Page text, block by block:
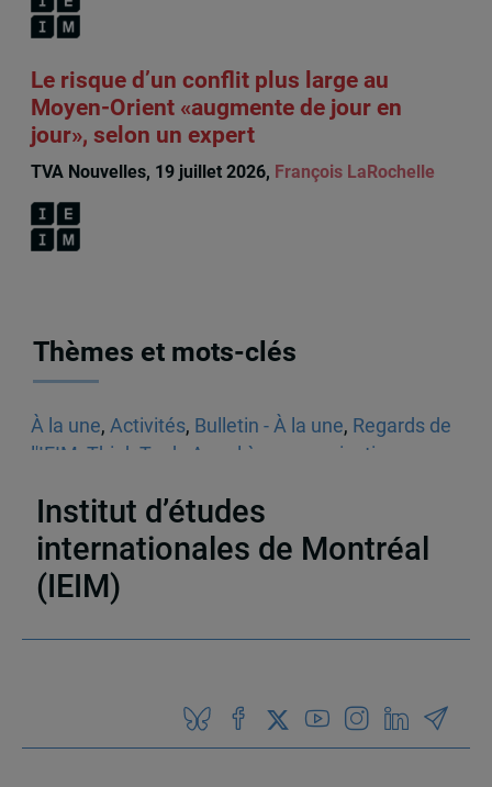
Le risque d’un conflit plus large au
Moyen-Orient «augmente de jour en
jour», selon un expert
TVA Nouvelles, 19 juillet 2026, François LaRochelle
Thèmes et mots-clés
À la une, Activités, Bulletin - À la une, Regards de
l'IEIM Think Tank Appel à communications
Institut d’études
internationales de Montréal
(IEIM)